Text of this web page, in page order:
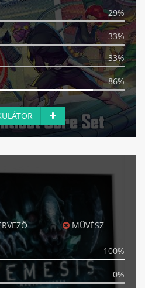
29%
33%
33%
86%
MŰVÉSZ
100%
0%